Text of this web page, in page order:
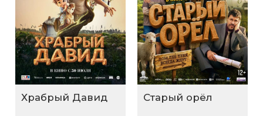
Храбрый Давид Старый орёл